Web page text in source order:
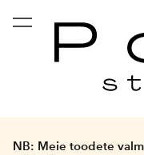
lisati ostukorvi.
NB: Meie toodete